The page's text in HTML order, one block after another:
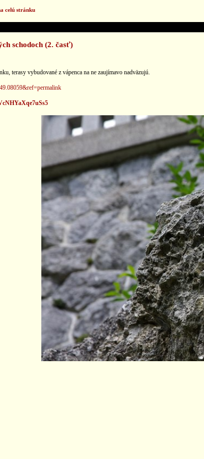
celú stránku
schodoch (2. časť)
terasy vybudované z vápenca na ne zaujímavo nadväzujú.